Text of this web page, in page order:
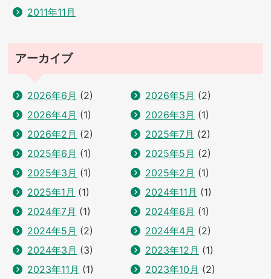
2011年11月
アーカイブ
2026年6月 (2) 2026年5月 (2)
2026年4月 (1) 2026年3月 (1)
2026年2月 (2) 2025年7月 (2)
2025年6月 (1) 2025年5月 (2)
2025年3月 (1) 2025年2月 (1)
2025年1月 (1) 2024年11月 (1)
2024年7月 (1) 2024年6月 (1)
2024年5月 (2) 2024年4月 (2)
2024年3月 (3) 2023年12月 (1)
2023年11月 (1) 2023年10月 (2)